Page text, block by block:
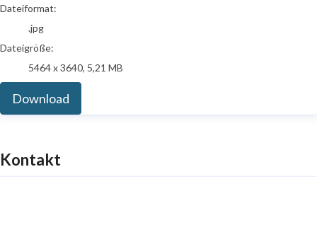
Dateiformat:
.jpg
Dateigröße:
5464 x 3640, 5,21 MB
Download
Kontakt